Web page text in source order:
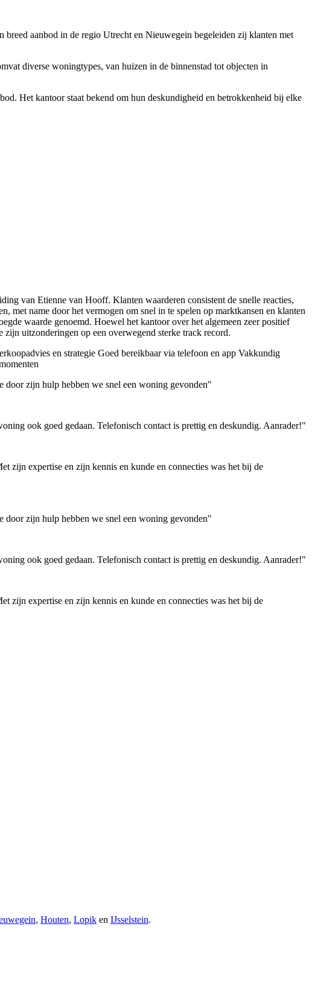
aanbod in de regio Utrecht en Nieuwegein begeleiden zij klanten met
diverse woningtypes, van huizen in de binnenstad tot objecten in
Het kantoor staat bekend om hun deskundigheid en betrokkenheid bij elke
van Etienne van Hooff. Klanten waarderen consistent de snelle reacties,
met name door het vermogen om snel in te spelen op marktkansen en klanten
waarde genoemd. Hoewel het kantoor over het algemeen zeer positief
uitzonderingen op een overwegend sterke track record.
en strategie Goed bereikbaar via telefoon en app Vakkundig
zijn hulp hebben we snel een woning gevonden"
ook goed gedaan. Telefonisch contact is prettig en deskundig. Aanrader!"
zijn expertise en zijn kennis en kunde en connecties was het bij de
zijn hulp hebben we snel een woning gevonden"
ook goed gedaan. Telefonisch contact is prettig en deskundig. Aanrader!"
zijn expertise en zijn kennis en kunde en connecties was het bij de
, Houten, Lopik en IJsselstein.